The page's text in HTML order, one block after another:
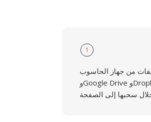
1
من جهاز الحاسوب
وGoogle Drive وDropbox، ورابط URL أو